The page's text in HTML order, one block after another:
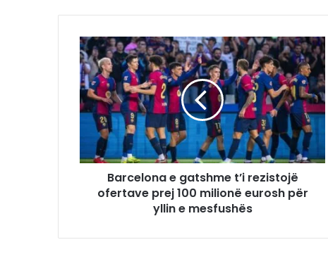
Barcelona e gatshme t’i rezistojë
ofertave prej 100 milionë eurosh për
yllin e mesfushës